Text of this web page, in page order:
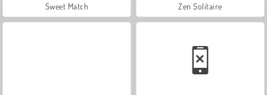
Sweet Match Zen Solitaire